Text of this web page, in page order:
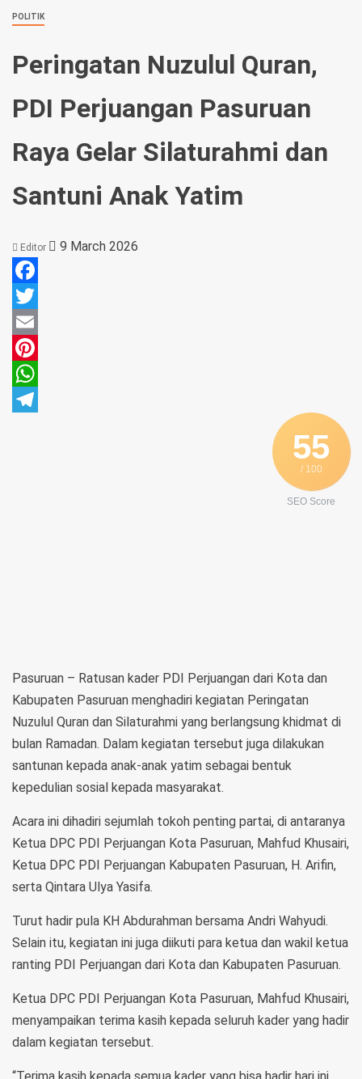
POLITIK
Peringatan Nuzulul Quran,
PDI Perjuangan Pasuruan
Raya Gelar Silaturahmi dan
Santuni Anak Yatim
Editor 9 March 2026
Facebook
Twitter
Email
Pinterest
WhatsApp
55
/ 100
SEO Score
Pasuruan – Ratusan kader PDI Perjuangan dari Kota dan
Kabupaten Pasuruan menghadiri kegiatan Peringatan
Nuzulul Quran dan Silaturahmi yang berlangsung khidmat di
bulan Ramadan. Dalam kegiatan tersebut juga dilakukan
santunan kepada anak-anak yatim sebagai bentuk
kepedulian sosial kepada masyarakat.
Acara ini dihadiri sejumlah tokoh penting partai, di antaranya
Ketua DPC PDI Perjuangan Kota Pasuruan, Mahfud Khusairi,
Ketua DPC PDI Perjuangan Kabupaten Pasuruan, H. Arifin,
serta Qintara Ulya Yasifa.
Turut hadir pula KH Abdurahman bersama Andri Wahyudi.
Selain itu, kegiatan ini juga diikuti para ketua dan wakil ketua
ranting PDI Perjuangan dari Kota dan Kabupaten Pasuruan.
Ketua DPC PDI Perjuangan Kota Pasuruan, Mahfud Khusairi,
menyampaikan terima kasih kepada seluruh kader yang hadir
dalam kegiatan tersebut.
“Terima kasih kepada semua kader yang bisa hadir hari ini.